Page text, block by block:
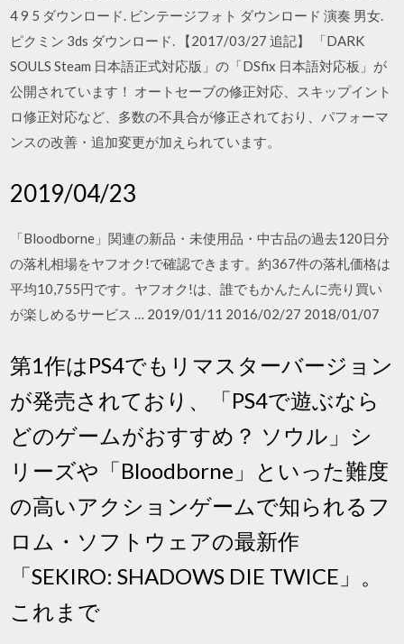
4 9 5 ダウンロード. ビンテージフォト ダウンロード 演奏 男女.
ピクミン 3ds ダウンロード. 【2017/03/27 追記】 「DARK
SOULS Steam 日本語正式対応版」の「DSfix 日本語対応板」が
公開されています！ オートセーブの修正対応、スキップイント
ロ修正対応など、多数の不具合が修正されており、パフォーマ
ンスの改善・追加変更が加えられています。
2019/04/23
「Bloodborne」関連の新品・未使用品・中古品の過去120日分
の落札相場をヤフオク!で確認できます。約367件の落札価格は
平均10,755円です。ヤフオク!は、誰でもかんたんに売り買い
が楽しめるサービス … 2019/01/11 2016/02/27 2018/01/07
第1作はPS4でもリマスターバージョン
が発売されており、「PS4で遊ぶなら
どのゲームがおすすめ？ ソウル」シ
リーズや「Bloodborne」といった難度
の高いアクションゲームで知られるフ
ロム・ソフトウェアの最新作
「SEKIRO: SHADOWS DIE TWICE」。
これまで